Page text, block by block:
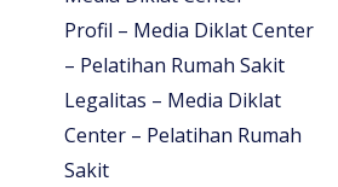
Profil – Media Diklat Center
– Pelatihan Rumah Sakit
Legalitas – Media Diklat
Center – Pelatihan Rumah
Sakit